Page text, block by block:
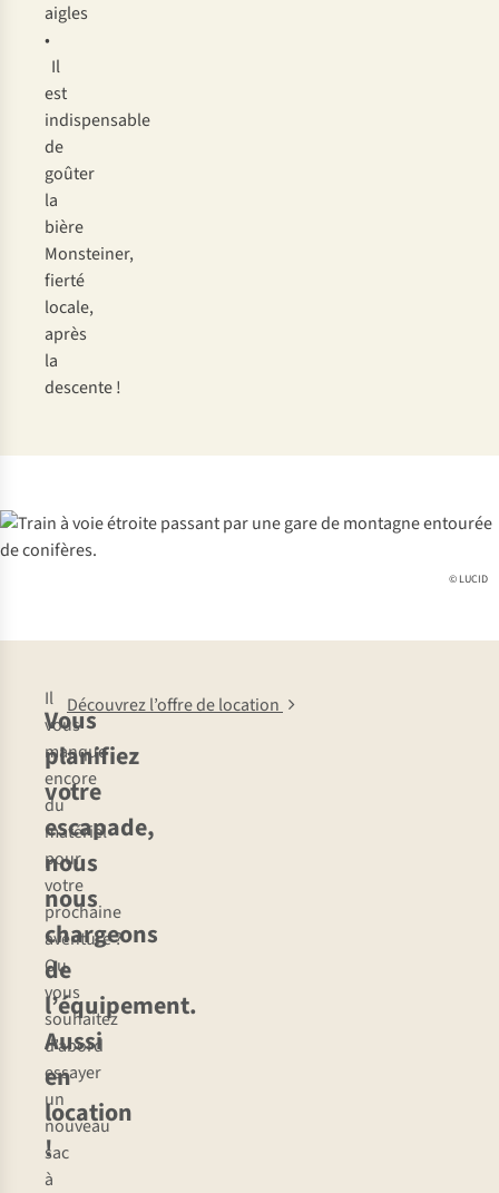
aigles
•
Il
est
indispensable
de
goûter
la
bière
Monsteiner,
fierté
locale,
après
la
descente !
© LUCID
Vous
planifiez
votre
escapade,
nous
nous
chargeons
de
l’équipement.
Aussi
en
location
!
Il
vous
manque
encore
du
matériel
pour
votre
prochaine
aventure ?
Ou
vous
souhaitez
d’abord
essayer
un
nouveau
sac
à
Découvrez l’offre de location